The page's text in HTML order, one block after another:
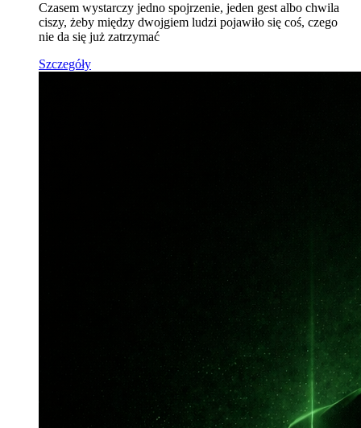
Czasem wystarczy jedno spojrzenie, jeden gest albo chwila
ciszy, żeby między dwojgiem ludzi pojawiło się coś, czego
nie da się już zatrzymać
Szczegóły